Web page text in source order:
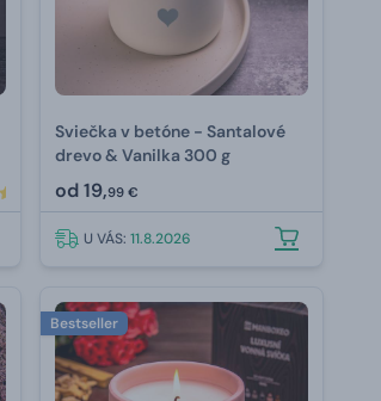
Sviečka v betóne - Santalové
drevo & Vanilka 300 g
od19,99 €
U VÁS:11.8.2026
Bestseller